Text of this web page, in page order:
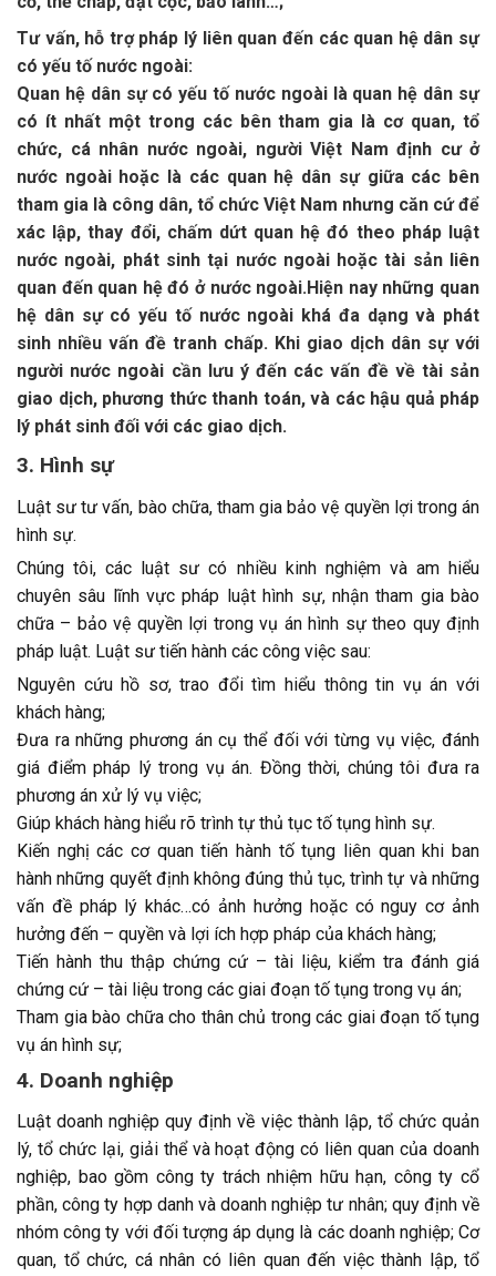
Tư vấn, hỗ trợ pháp lý liên quan đến các quan hệ dân sự
có yếu tố nước ngoài:
Quan hệ dân sự có yếu tố nước ngoài là quan hệ dân sự
có ít nhất một trong các bên tham gia là cơ quan, tổ
chức, cá nhân nước ngoài, người Việt Nam định cư ở
nước ngoài hoặc là các quan hệ dân sự giữa các bên
tham gia là công dân, tổ chức Việt Nam nhưng căn cứ để
xác lập, thay đổi, chấm dứt quan hệ đó theo pháp luật
nước ngoài, phát sinh tại nước ngoài hoặc tài sản liên
quan đến quan hệ đó ở nước ngoài.Hiện nay những quan
hệ dân sự có yếu tố nước ngoài khá đa dạng và phát
sinh nhiều vấn đề tranh chấp. Khi giao dịch dân sự với
người nước ngoài cần lưu ý đến các vấn đề về tài sản
giao dịch, phương thức thanh toán, và các hậu quả pháp
lý phát sinh đối với các giao dịch.
3. Hình sự
Luật sư tư vấn, bào chữa, tham gia bảo vệ quyền lợi trong án
hình sự.
Chúng tôi, các luật sư có nhiều kinh nghiệm và am hiểu
chuyên sâu lĩnh vực pháp luật hình sự, nhận tham gia bào
chữa – bảo vệ quyền lợi trong vụ án hình sự theo quy định
pháp luật. Luật sư tiến hành các công việc sau:
Nguyên cứu hồ sơ, trao đổi tìm hiểu thông tin vụ án với
khách hàng;
Đưa ra những phương án cụ thể đối với từng vụ việc, đánh
giá điểm pháp lý trong vụ án. Đồng thời, chúng tôi đưa ra
phương án xử lý vụ việc;
Giúp khách hàng hiểu rõ trình tự thủ tục tố tụng hình sự.
Kiến nghị các cơ quan tiến hành tố tụng liên quan khi ban
hành những quyết định không đúng thủ tục, trình tự và những
vấn đề pháp lý khác…có ảnh hưởng hoặc có nguy cơ ảnh
hưởng đến – quyền và lợi ích hợp pháp của khách hàng;
Tiến hành thu thập chứng cứ – tài liệu, kiểm tra đánh giá
chứng cứ – tài liệu trong các giai đoạn tố tụng trong vụ án;
Tham gia bào chữa cho thân chủ trong các giai đoạn tố tụng
vụ án hình sự;
4. Doanh nghiệp
Luật doanh nghiệp quy định về việc thành lập, tổ chức quản
lý, tổ chức lại, giải thể và hoạt động có liên quan của doanh
nghiệp, bao gồm công ty trách nhiệm hữu hạn, công ty cổ
phần, công ty hợp danh và doanh nghiệp tư nhân; quy định về
nhóm công ty với đối tượng áp dụng là các doanh nghiệp; Cơ
quan, tổ chức, cá nhân có liên quan đến việc thành lập, tổ